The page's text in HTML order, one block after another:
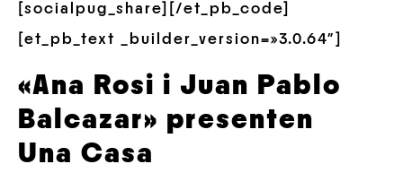
[socialpug_share][/et_pb_code]
[et_pb_text _builder_version=»3.0.64″]
«Ana Rosi i Juan Pablo
Balcazar» presenten
Una Casa